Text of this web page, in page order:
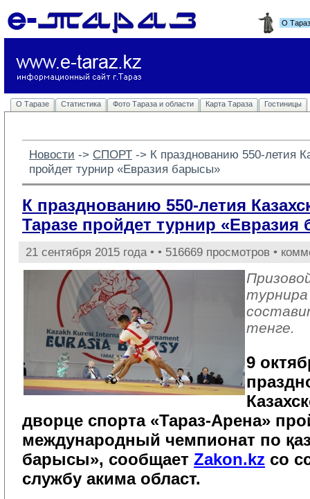
О
О Таразе Статистика Фото Тараза и области Карта Тараза Гостиницы
Новости -> СПОРТ -> К празднованию 550-летия
пройдет турнир «Евразия барысы»
К празднованию 550-летия
Таразе пройдет турнир
21 сентября 2015 года • • 516669 просмотров •
тенге.
9
дворце спорта «Тараз-Арена»
международный чемпионат по
барысы», сообщает Zakon.kz со
службу акима област.